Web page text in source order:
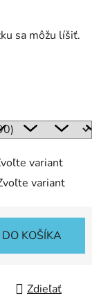
sa môžu líšiť.
variant
variant
DO KOŠÍKA
Zdieľať